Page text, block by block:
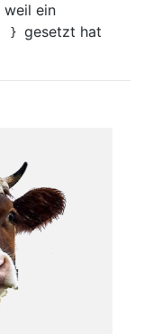
weil ein
} gesetzt hat